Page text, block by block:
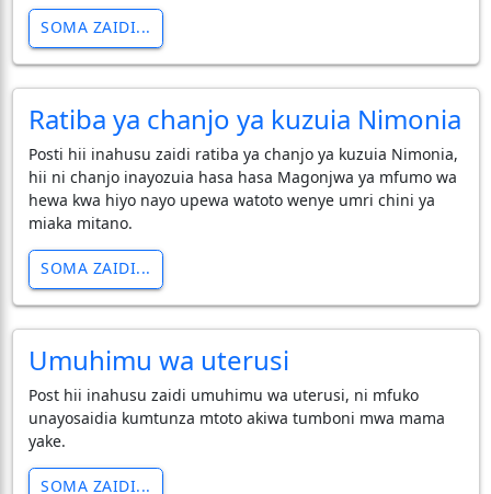
SOMA ZAIDI...
Ratiba ya chanjo ya kuzuia Nimonia
Posti hii inahusu zaidi ratiba ya chanjo ya kuzuia Nimonia,
hii ni chanjo inayozuia hasa hasa Magonjwa ya mfumo wa
hewa kwa hiyo nayo upewa watoto wenye umri chini ya
miaka mitano.
SOMA ZAIDI...
Umuhimu wa uterusi
Post hii inahusu zaidi umuhimu wa uterusi, ni mfuko
unayosaidia kumtunza mtoto akiwa tumboni mwa mama
yake.
SOMA ZAIDI...